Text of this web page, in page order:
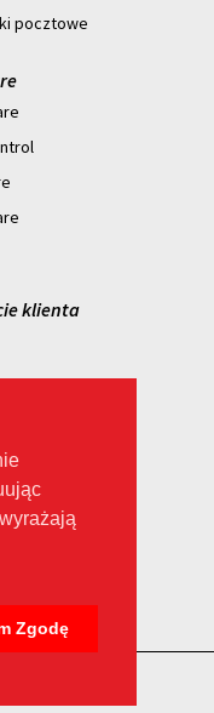
Zgodę
pocztowe
klienta